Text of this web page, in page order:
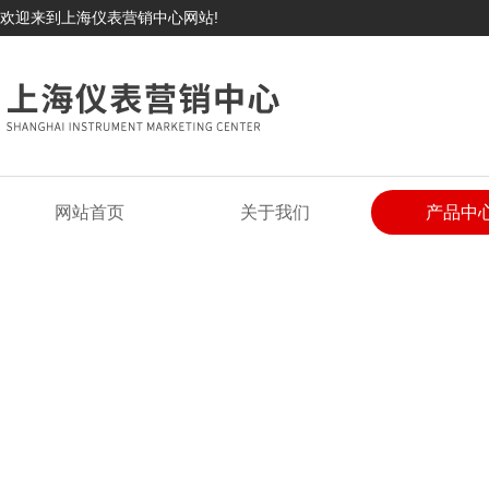
欢迎来到上海仪表营销中心网站!
网站首页 关于我们 产品中